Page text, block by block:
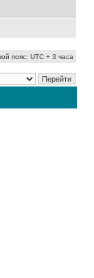
пояс: UTC + 3 часа